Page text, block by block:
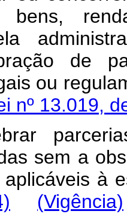
bens,
de
ou
nº 13.019,
sem a
(Vigência)